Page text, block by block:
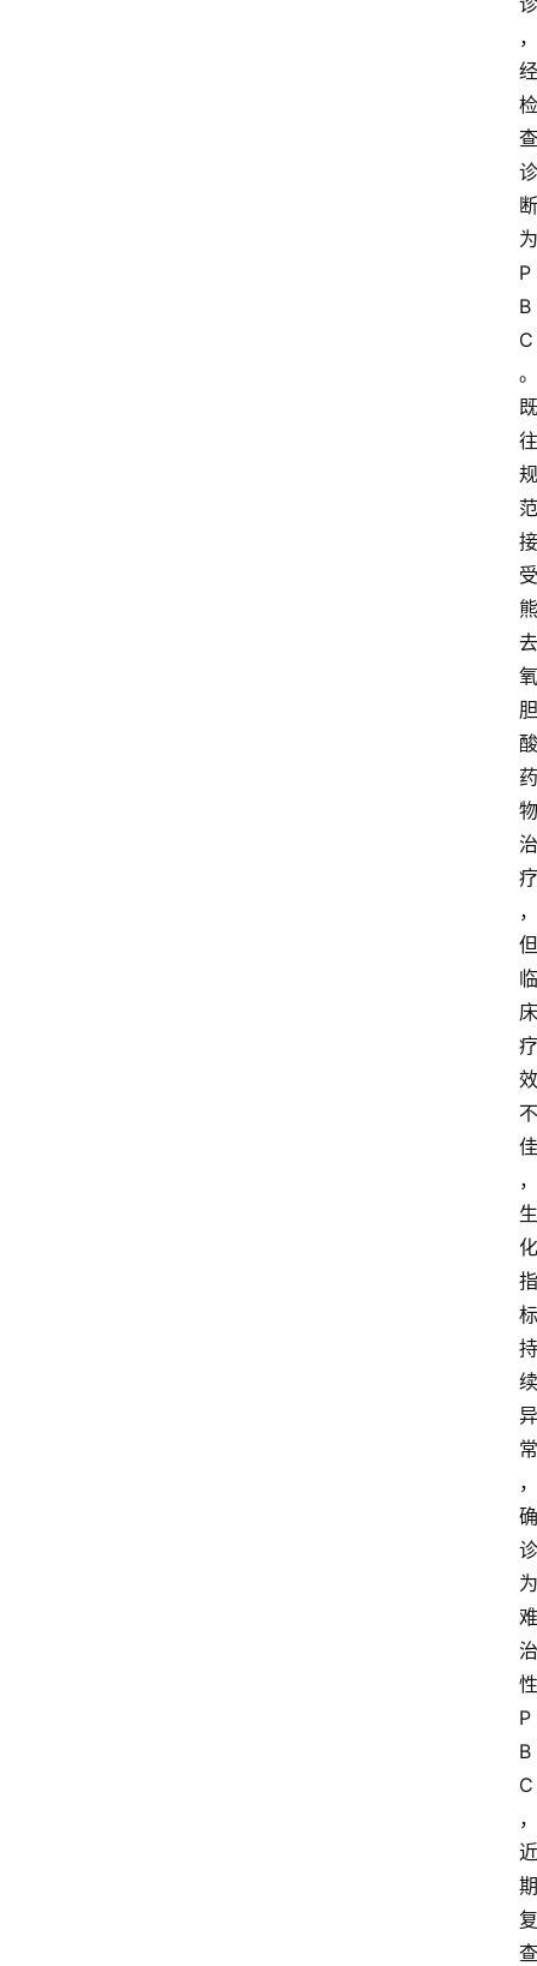
，
经
检
查
诊
断
为
P
B
C
。
既
往
规
范
接
受
熊
去
氧
胆
酸
药
物
治
疗
，
但
临
床
疗
效
不
佳
，
生
化
指
标
持
续
异
常
，
确
诊
为
难
治
性
P
B
C
，
近
期
复
查